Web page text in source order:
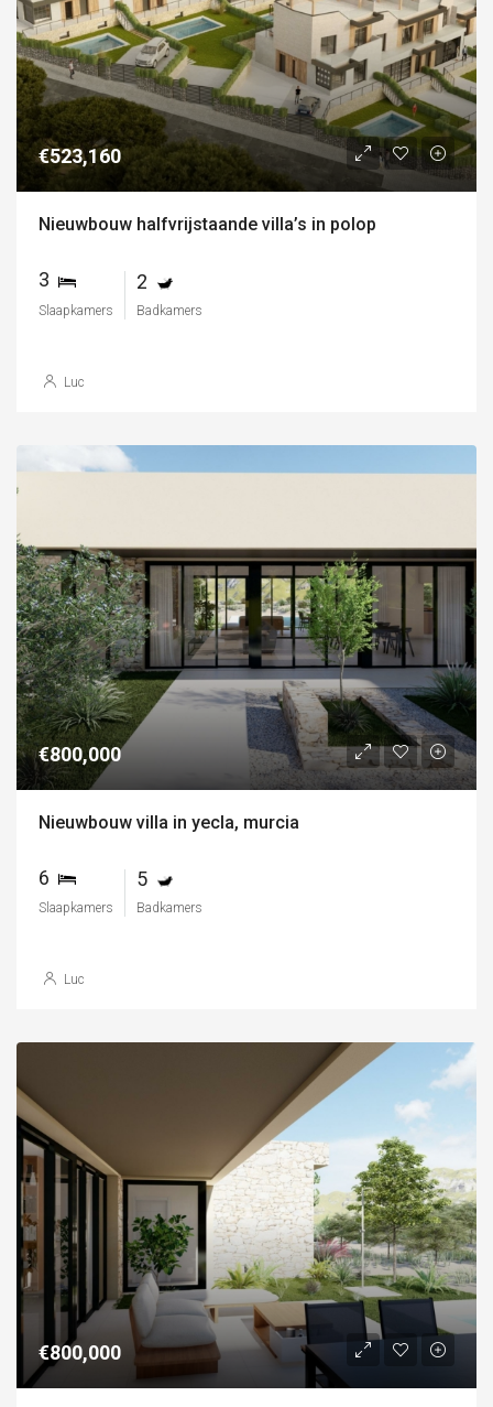
€523,160
Nieuwbouw halfvrijstaande villa’s in polop
3
Slaapkamers
2
Badkamers
Luc
€800,000
Nieuwbouw villa in yecla, murcia
6
Slaapkamers
5
Badkamers
Luc
€800,000